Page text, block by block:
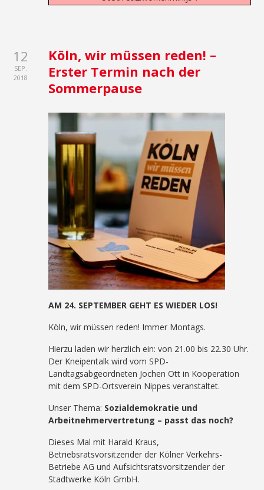
12
SEP.
2018
Köln, wir müssen reden! –
Erster Termin nach der
Sommerpause
AM 24. SEPTEMBER GEHT ES WIEDER LOS!
Köln, wir müssen reden! Immer Montags.
Hierzu laden wir herzlich ein: von 21.00 bis 22.30 Uhr.
Der Kneipentalk wird vom SPD-
Landtagsabgeordneten Jochen Ott in Kooperation
mit dem SPD-Ortsverein Nippes veranstaltet.
Unser Thema: Sozialdemokratie und
Arbeitnehmervertretung – passt das noch?
Dieses Mal mit Harald Kraus,
Betriebsratsvorsitzender der Kölner Verkehrs-
Betriebe AG und Aufsichtsratsvorsitzender der
Stadtwerke Köln GmbH.